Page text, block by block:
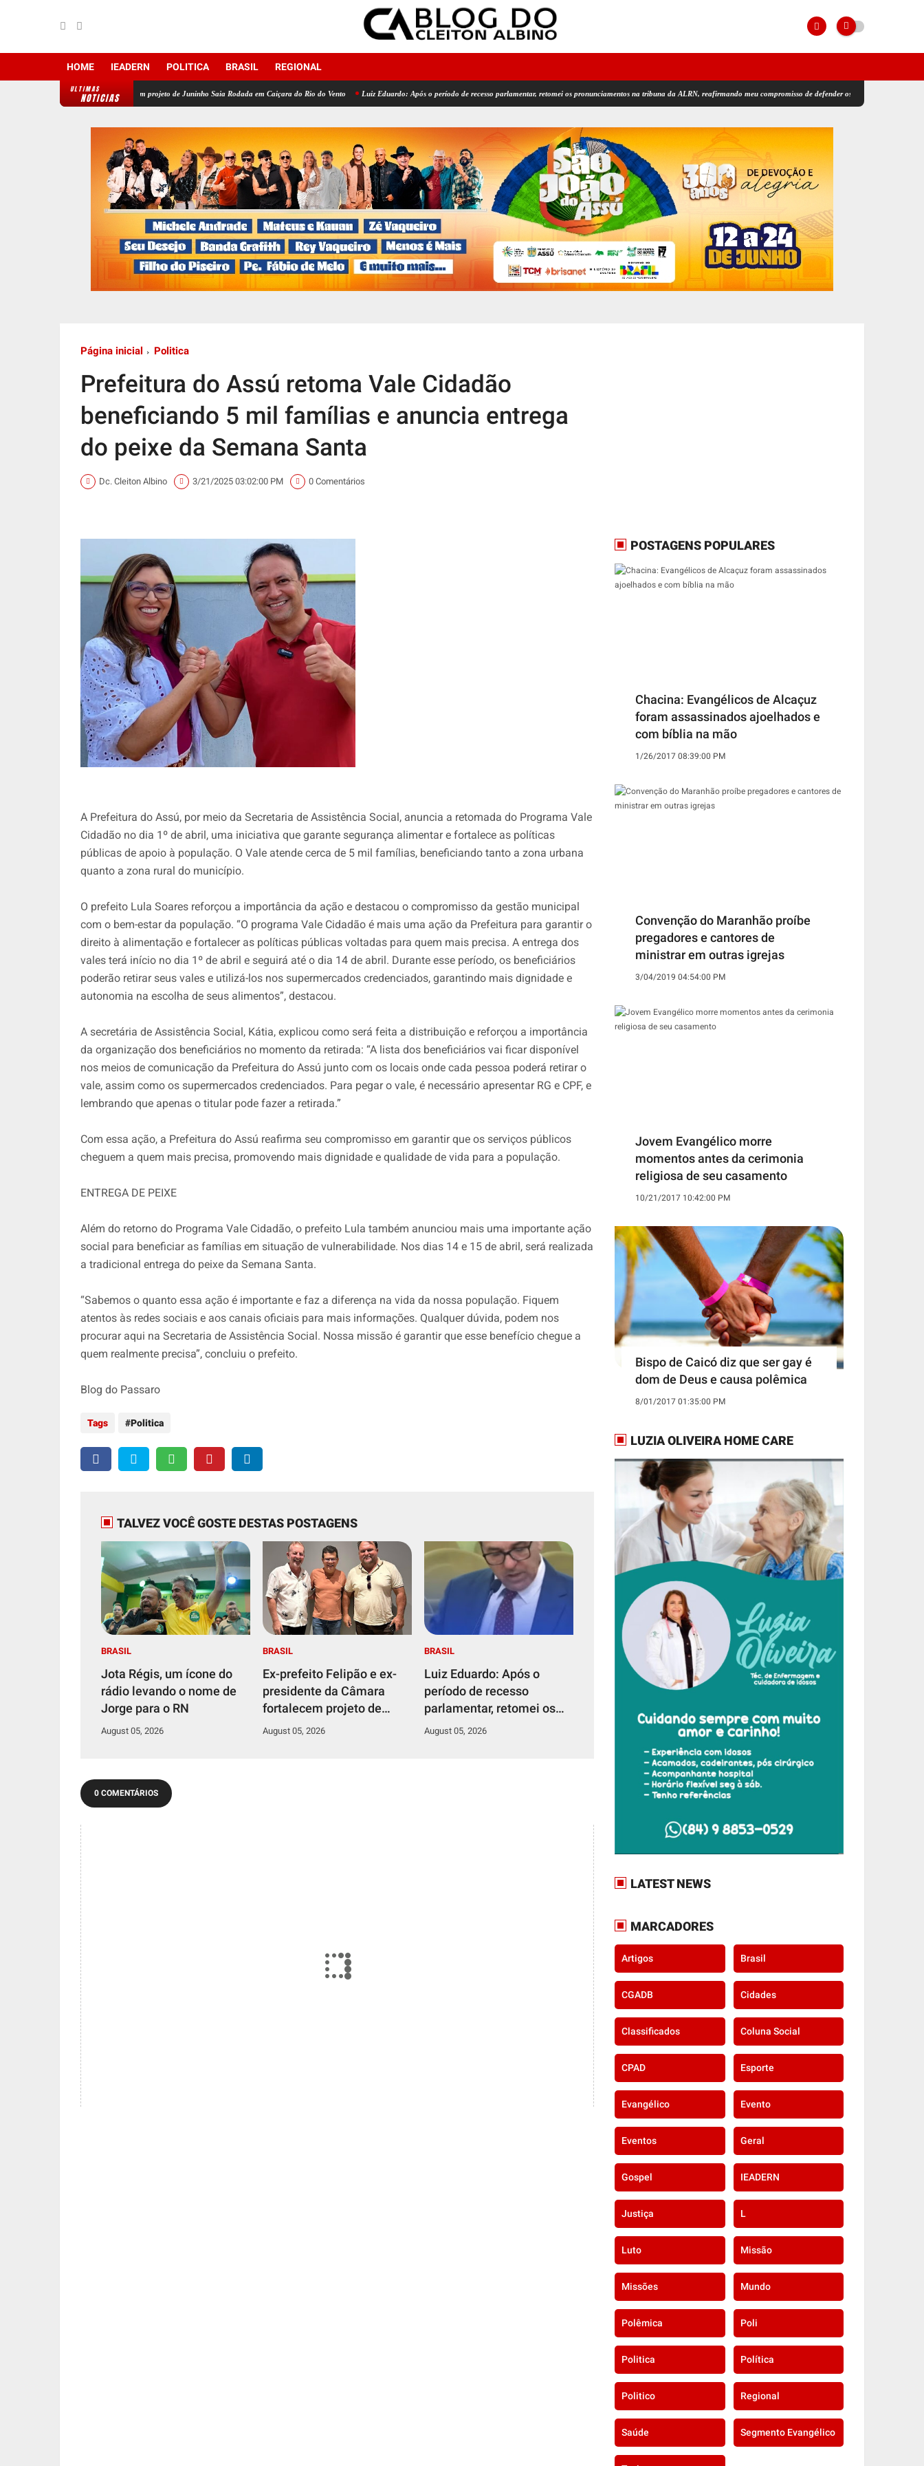
HOME IEADERN POLITICA BRASIL REGIONAL
ULTIMAS
NOTICIAS
da Câmara fortalecem projeto de Juninho Saia Rodada em Caiçara do Rio do Vento Luiz Eduardo: Após o período de recesso parlamentar, retomei os pronunciamentos na tribuna da ALRN, reafirmando meu compromisso de defender os interesses da população potiguar.
Página inicial Politica
Prefeitura do Assú retoma Vale Cidadão
beneficiando 5 mil famílias e anuncia entrega
do peixe da Semana Santa
Dc. Cleiton Albino 3/21/2025 03:02:00 PM 0 Comentários
A Prefeitura do Assú, por meio da Secretaria de Assistência Social, anuncia a retomada do Programa Vale
Cidadão no dia 1º de abril, uma iniciativa que garante segurança alimentar e fortalece as políticas
públicas de apoio à população. O Vale atende cerca de 5 mil famílias, beneficiando tanto a zona urbana
quanto a zona rural do município.
O prefeito Lula Soares reforçou a importância da ação e destacou o compromisso da gestão municipal
com o bem-estar da população. “O programa Vale Cidadão é mais uma ação da Prefeitura para garantir o
direito à alimentação e fortalecer as políticas públicas voltadas para quem mais precisa. A entrega dos
vales terá início no dia 1º de abril e seguirá até o dia 14 de abril. Durante esse período, os beneficiários
poderão retirar seus vales e utilizá-los nos supermercados credenciados, garantindo mais dignidade e
autonomia na escolha de seus alimentos”, destacou.
A secretária de Assistência Social, Kátia, explicou como será feita a distribuição e reforçou a importância
da organização dos beneficiários no momento da retirada: “A lista dos beneficiários vai ficar disponível
nos meios de comunicação da Prefeitura do Assú junto com os locais onde cada pessoa poderá retirar o
vale, assim como os supermercados credenciados. Para pegar o vale, é necessário apresentar RG e CPF, e
lembrando que apenas o titular pode fazer a retirada.”
Com essa ação, a Prefeitura do Assú reafirma seu compromisso em garantir que os serviços públicos
cheguem a quem mais precisa, promovendo mais dignidade e qualidade de vida para a população.
ENTREGA DE PEIXE
Além do retorno do Programa Vale Cidadão, o prefeito Lula também anunciou mais uma importante ação
social para beneficiar as famílias em situação de vulnerabilidade. Nos dias 14 e 15 de abril, será realizada
a tradicional entrega do peixe da Semana Santa.
“Sabemos o quanto essa ação é importante e faz a diferença na vida da nossa população. Fiquem
atentos às redes sociais e aos canais oficiais para mais informações. Qualquer dúvida, podem nos
procurar aqui na Secretaria de Assistência Social. Nossa missão é garantir que esse benefício chegue a
quem realmente precisa”, concluiu o prefeito.
Blog do Passaro
Tags Politica
TALVEZ VOCÊ GOSTE DESTAS POSTAGENS
BRASIL
Jota Régis, um ícone do
rádio levando o nome de
Jorge para o RN
August 05, 2026
BRASIL
Ex-prefeito Felipão e ex-
presidente da Câmara
fortalecem projeto de
Juninho Saia Rodada em
August 05, 2026
BRASIL
Luiz Eduardo: Após o
período de recesso
parlamentar, retomei os
pronunciamentos na
August 05, 2026
0 COMENTÁRIOS
POSTAGENS POPULARES
Chacina: Evangélicos de Alcaçuz
foram assassinados ajoelhados e
com bíblia na mão
1/26/2017 08:39:00 PM
Convenção do Maranhão proíbe
pregadores e cantores de
ministrar em outras igrejas
3/04/2019 04:54:00 PM
Jovem Evangélico morre
momentos antes da cerimonia
religiosa de seu casamento
10/21/2017 10:42:00 PM
Bispo de Caicó diz que ser gay é
dom de Deus e causa polêmica
8/01/2017 01:35:00 PM
LUZIA OLIVEIRA HOME CARE
LATEST NEWS
MARCADORES
Artigos Brasil
CGADB Cidades
Classificados Coluna Social
CPAD Esporte
Evangélico Evento
Eventos Geral
Gospel IEADERN
Justiça L
Luto Missão
Missões Mundo
Polêmica Poli
Politica Política
Politico Regional
Saúde Segmento Evangélico